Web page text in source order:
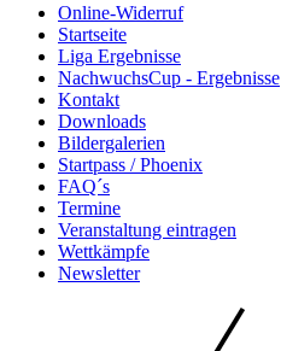
Online-Widerruf
Startseite
Liga Ergebnisse
NachwuchsCup - Ergebnisse
Kontakt
Downloads
Bildergalerien
Startpass / Phoenix
FAQ´s
Termine
Veranstaltung eintragen
Wettkämpfe
Newsletter